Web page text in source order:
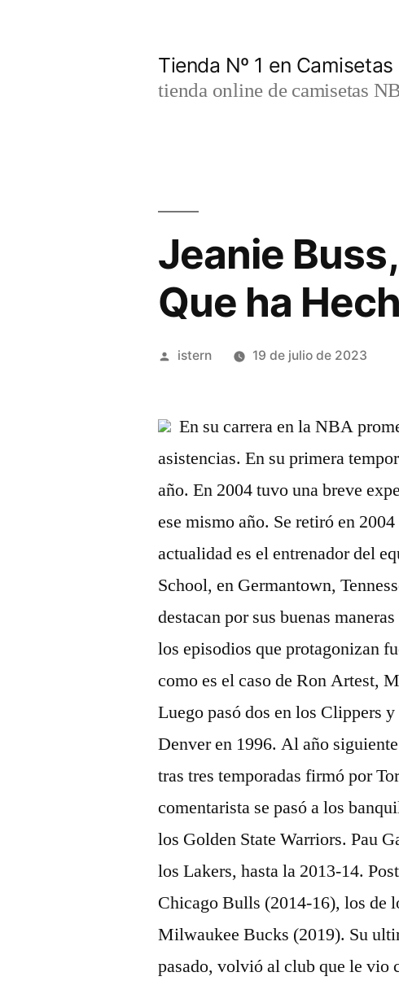
Tienda Nº 1 en
tienda online de camisetas
Jeanie
Que ha
Publicado
istern 19 de julio de 2023
En su carrera en la NBA
asistencias. En su primera
año. En 2004 tuvo una breve
ese mismo año. Se retiró en
actualidad es el entrenador del
School, en Germantown,
destacan por sus buenas
los episodios que protagonizan
como es el caso de Ron Artest,
Luego pasó dos en los Clippers
Denver en 1996. Al año
tras tres temporadas firmó por
comentarista se pasó a los
los Golden State Warriors. Pau
los Lakers, hasta la 2013-14.
Chicago Bulls (2014-16), los de
Milwaukee Bucks (2019). Su
pasado, volvió al club que le vio